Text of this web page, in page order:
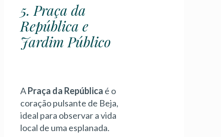
5. Praça da
República e
Jardim Público
APraça da República é o
coração pulsante de Beja,
ideal para observar a vida
local de uma esplanada.